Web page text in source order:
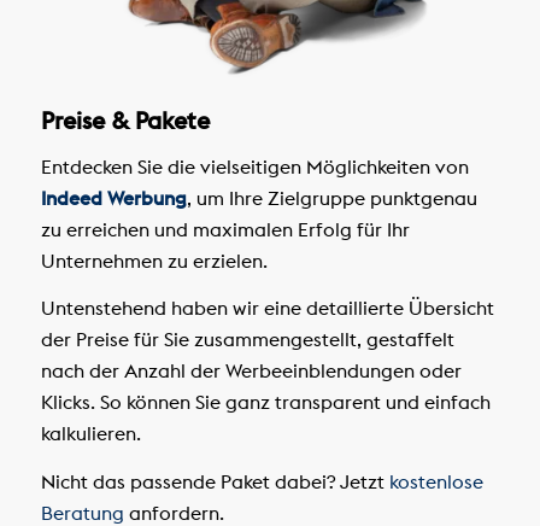
Preise & Pakete
Entdecken Sie die vielseitigen Möglichkeiten von
Indeed Werbung, um Ihre Zielgruppe punktgenau
zu erreichen und maximalen Erfolg für Ihr
Unternehmen zu erzielen.
Untenstehend haben wir eine detaillierte Übersicht
der Preise für Sie zusammengestellt, gestaffelt
nach der Anzahl der Werbeeinblendungen oder
Klicks. So können Sie ganz transparent und einfach
kalkulieren.
Nicht das passende Paket dabei? Jetzt kostenlose
Beratung anfordern.